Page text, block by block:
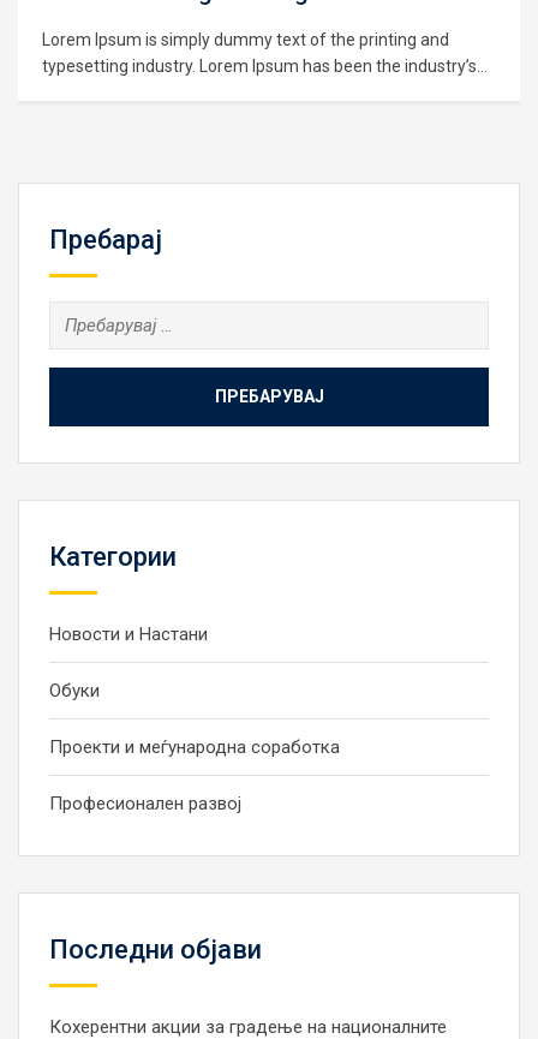
Lorem Ipsum is simply dummy text of the printing and
typesetting industry. Lorem Ipsum has been the industry’s
Пребарај
Пребарувај
за:
Категории
Новости и Настани
Обуки
Проекти и меѓународна соработка
Професионален развој
Последни објави
Кохерентни акции за градење на националните